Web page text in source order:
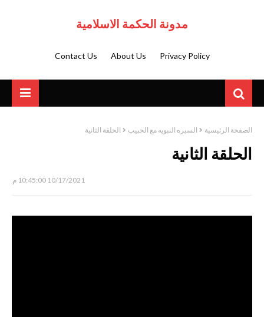
مدونة الحكمة الاسلامية
Privacy Policy
About Us
Contact Us
الصفحة الرئيسية السيره النبويه مع الحبيب الحلقة الثانية
الحلقة الثانية
10/17/2021 10:45:00 م